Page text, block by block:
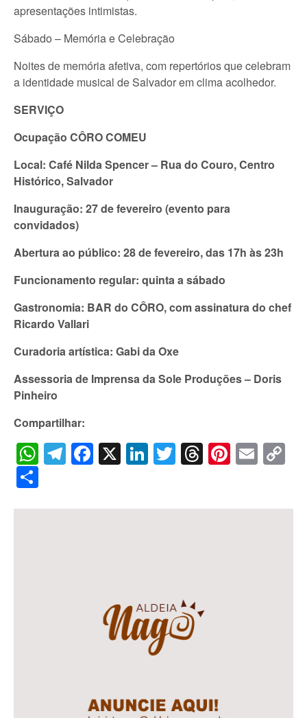
apresentações intimistas.
Sábado – Memória e Celebração
Noites de memória afetiva, com repertórios que celebram
a identidade musical de Salvador em clima acolhedor.
SERVIÇO
Ocupação CÔRO COMEU
Local: Café Nilda Spencer – Rua do Couro, Centro
Histórico, Salvador
Inauguração: 27 de fevereiro (evento para
convidados)
Abertura ao público: 28 de fevereiro, das 17h às 23h
Funcionamento regular: quinta a sábado
Gastronomia: BAR do CÔRO, com assinatura do chef
Ricardo Vallari
Curadoria artística: Gabi da Oxe
Assessoria de Imprensa da Sole Produções – Doris
Pinheiro
Compartilhar:
WhatsApp
Telegram
Facebook
X LinkedIn
Twitter
Threads